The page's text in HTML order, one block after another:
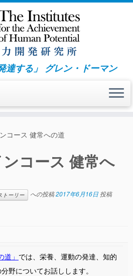
達する」 グレン・ドーマン
コース 健常への道
コース 健常へ
トーリー への投稿2017年6月16日 投稿
道」 では、栄養、運動の発達、知的
野についてお話しします。